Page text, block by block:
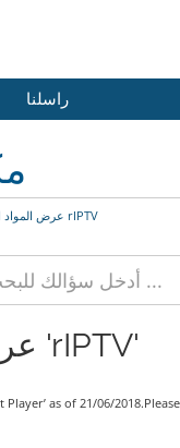
راسلنا
عرض المواد المحددة rIPTV
عرض المواد المحددة 'rIPTV'
as of 21/06/